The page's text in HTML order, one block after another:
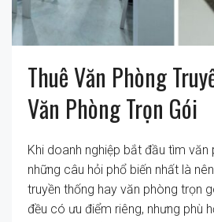
Thuê Văn Phòng
Văn Phòng Trọn Gói
Khi doanh nghiệp bắt đầu tìm
những câu hỏi phổ biến nhất là
truyền thống hay văn phòng trọn
đều có ưu điểm riêng, nhưng phù